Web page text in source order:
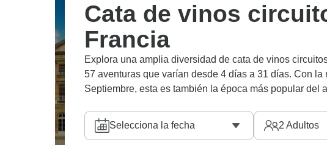
Cata de vinos
Francia
Explora una amplia diversidad de cata de vinos
57 aventuras que varían desde 4 días a 31 días. Con
Septiembre, esta es también la época más popular del
Selecciona la fecha 2 Adultos